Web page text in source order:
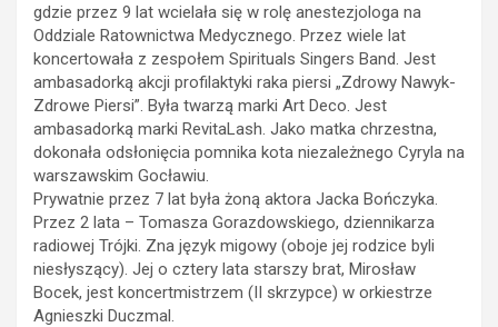
gdzie przez 9 lat wcielała się w rolę anestezjologa na
Oddziale Ratownictwa Medycznego. Przez wiele lat
koncertowała z zespołem Spirituals Singers Band. Jest
ambasadorką akcji profilaktyki raka piersi „Zdrowy Nawyk-
Zdrowe Piersi”. Była twarzą marki Art Deco. Jest
ambasadorką marki RevitaLash. Jako matka chrzestna,
dokonała odsłonięcia pomnika kota niezależnego Cyryla na
warszawskim Gocławiu.
Prywatnie przez 7 lat była żoną aktora Jacka Bończyka.
Przez 2 lata – Tomasza Gorazdowskiego, dziennikarza
radiowej Trójki. Zna język migowy (oboje jej rodzice byli
niesłyszący). Jej o cztery lata starszy brat, Mirosław
Bocek, jest koncertmistrzem (II skrzypce) w orkiestrze
Agnieszki Duczmal.